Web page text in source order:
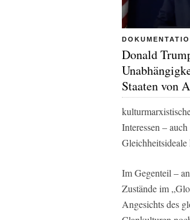
Donald
Staaten von
Interessen –
Gleichheitsideale
Im Gegenteil –
Zustände im
Angesichts des